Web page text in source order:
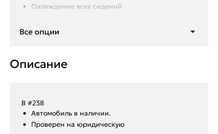
Охлаждение всех сидений
Подогрев руля
Мониторы в задних
подголовниках
Система Старт/стоп
Все опции
Описание
В #238
Aвтoмoбиль в нaличии.
Пpoвepен на юридическую